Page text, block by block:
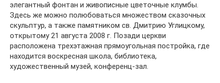
элегантный фонтан и живописные цветочные клумбы.
Здесь же можно полюбоваться множеством сказочных
скульптур, а также памятником св. Дмитрию Углицкому,
открытому 21 августа 2008 г. Позади церкви
расположена трехэтажная прямоугольная постройка, где
находится воскресная школа, библиотека,
художественный музей, конференц-зал.